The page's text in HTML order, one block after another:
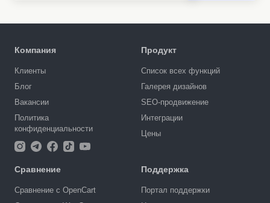
Компания
Клиенты
Блог
Вакансии
Политика
конфиденциальности
Продукт
Список всех функций
Галерея дизайнов
SEO-продвижение
Интеграции
Цены
Сравнение
Сравнение с OpenCart
Поддержка
Портал поддержки